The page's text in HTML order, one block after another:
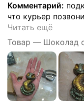
Комментарий:
что курьер
Читать ещё
Товар — Шоколад